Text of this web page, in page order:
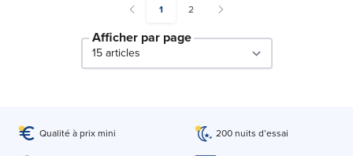
You're currently reading page
1 Page
2
Afficher par page
Qualité à prix mini 200 nuits d’essai